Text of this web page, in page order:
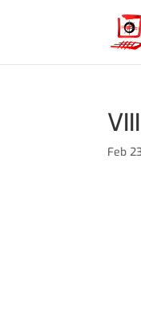
Feb